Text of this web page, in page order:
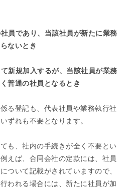
員であり、当該社員が新たに業務
ないとき
新規加入するが、当該社員が業務
普通の社員となるとき
る登記も、代表社員や業務執行社
ずれも不要となります。
も、社内の手続きが全く不要とい
えば、合同会社の定款には、社員
ついて記載がされていますので、
われる場合には、新たに社員が加